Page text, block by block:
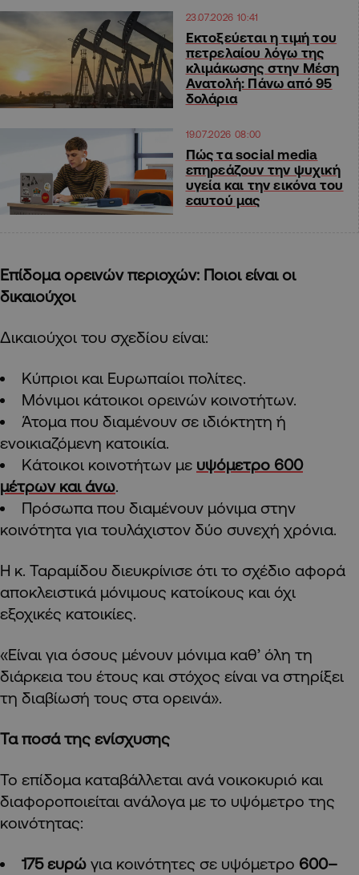
23.07.2026 10:41
Εκτοξεύεται η τιμή του
πετρελαίου λόγω της
κλιμάκωσης στην Μέση
Ανατολή: Πάνω από 95
δολάρια
19.07.2026 08:00
Πώς τα social media
επηρεάζουν την ψυχική
υγεία και την εικόνα του
εαυτού μας
Επίδομα ορεινών περιοχών: Ποιοι είναι οι
δικαιούχοι
Δικαιούχοι του σχεδίου είναι:
Κύπριοι και Ευρωπαίοι πολίτες.
Μόνιμοι κάτοικοι ορεινών κοινοτήτων.
Άτομα που διαμένουν σε ιδιόκτητη ή
ενοικιαζόμενη κατοικία.
Κάτοικοι κοινοτήτων με υψόμετρο 600
μέτρων και άνω.
Πρόσωπα που διαμένουν μόνιμα στην
κοινότητα για τουλάχιστον δύο συνεχή χρόνια.
Η κ. Ταραμίδου διευκρίνισε ότι το σχέδιο αφορά
αποκλειστικά μόνιμους κατοίκους και όχι
εξοχικές κατοικίες.
«Είναι για όσους μένουν μόνιμα καθ’ όλη τη
διάρκεια του έτους και στόχος είναι να στηρίξει
τη διαβίωσή τους στα ορεινά».
Τα ποσά της ενίσχυσης
Το επίδομα καταβάλλεται ανά νοικοκυριό και
διαφοροποιείται ανάλογα με το υψόμετρο της
κοινότητας:
175 ευρώ για κοινότητες σε υψόμετρο 600–